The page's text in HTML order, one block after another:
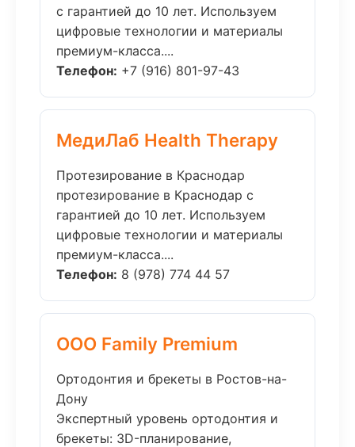
с гарантией до 10 лет. Используем
цифровые технологии и материалы
премиум-класса....
Телефон: +7 (916) 801-97-43
МедиЛаб Health Therapy
Протезирование в Краснодар
протезирование в Краснодар с
гарантией до 10 лет. Используем
цифровые технологии и материалы
премиум-класса....
Телефон: 8 (978) 774 44 57
ООО Family Premium
Ортодонтия и брекеты в Ростов-на-
Дону
Экспертный уровень ортодонтия и
брекеты: 3D-планирование,